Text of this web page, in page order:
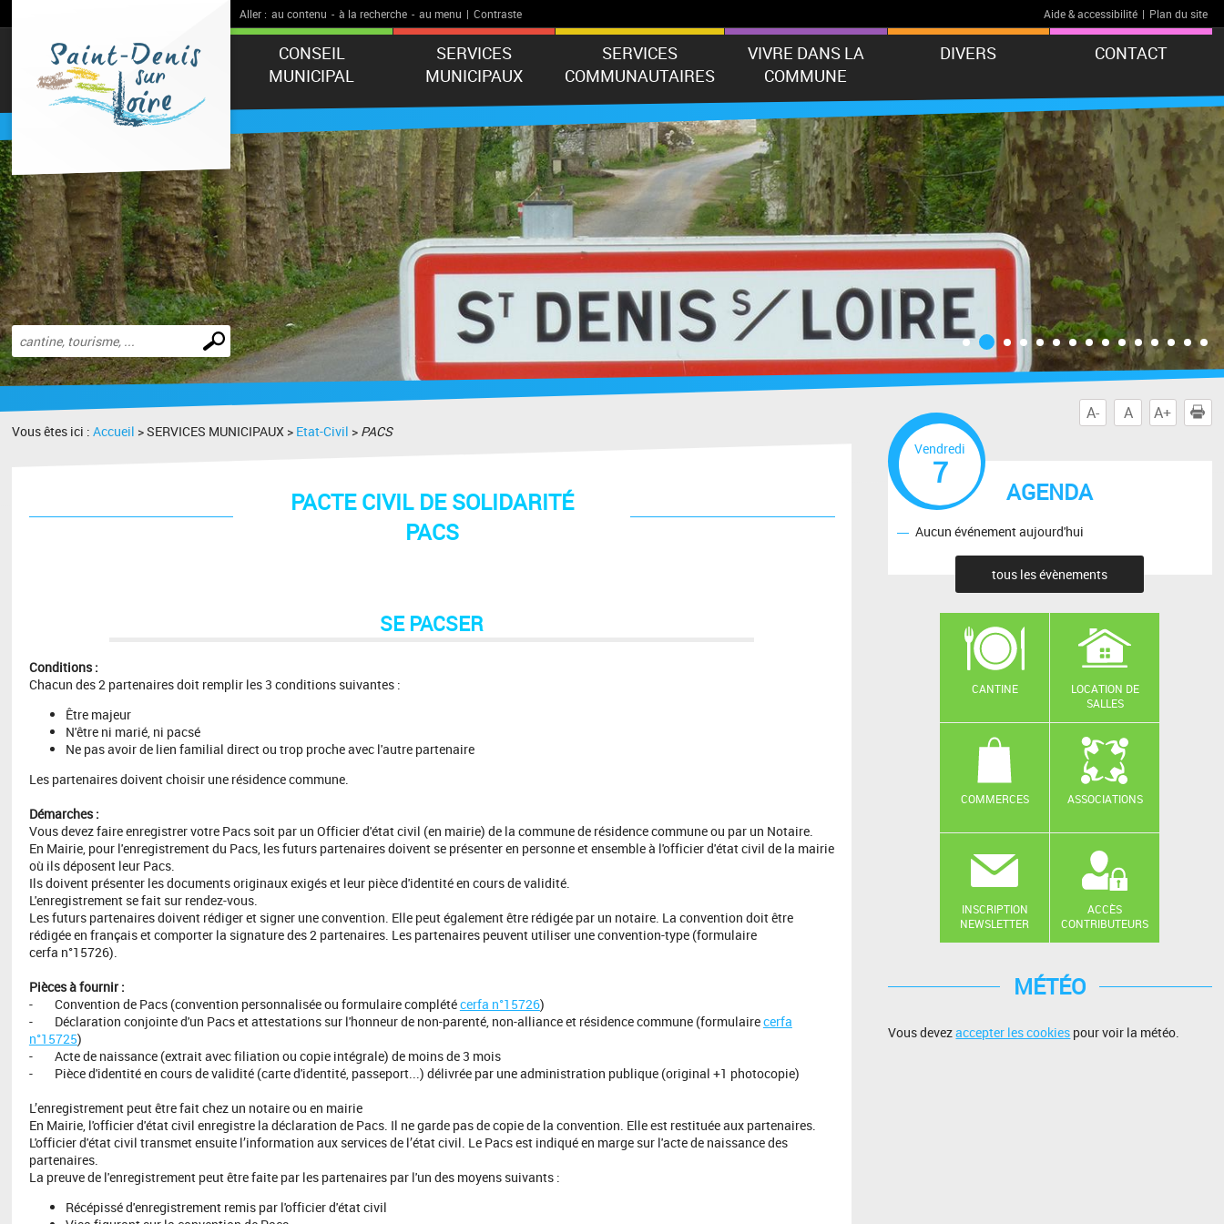
Aller : au contenu - à la recherche - au menu | Contraste Aide & accessibilité | Plan du site
CONSEIL
MUNICIPAL
SERVICES
MUNICIPAUX
SERVICES
COMMUNAUTAIRES
VIVRE DANS LA
COMMUNE
DIVERS CONTACT
Effectuer
une
recherche
A- A A+
Vous êtes ici :Accueil > SERVICES MUNICIPAUX > Etat-Civil > PACS
PACTE CIVIL DE SOLIDARITÉ
PACS
SE PACSER
Conditions :
Chacun des 2 partenaires doit remplir les 3 conditions suivantes :
Être majeur
N'être ni marié, ni pacsé
Ne pas avoir de lien familial direct ou trop proche avec l'autre partenaire
Les partenaires doivent choisir une résidence commune.
Démarches :
Vous devez faire enregistrer votre Pacs soit par un Officier d'état civil (en mairie) de la commune de résidence commune ou par un Notaire.
En Mairie, pour l'enregistrement du Pacs, les futurs partenaires doivent se présenter en personne et ensemble à l'officier d'état civil de la mairie
où ils déposent leur Pacs.
Ils doivent présenter les documents originaux exigés et leur pièce d'identité en cours de validité.
L'enregistrement se fait sur rendez-vous.
Les futurs partenaires doivent rédiger et signer une convention. Elle peut également être rédigée par un notaire. La convention doit être
rédigée en français et comporter la signature des 2 partenaires. Les partenaires peuvent utiliser une convention-type (formulaire
cerfa n°15726).
Pièces à fournir :
- Convention de Pacs (convention personnalisée ou formulaire complétécerfa n°15726)
- Déclaration conjointe d'un Pacs et attestations sur l'honneur de non-parenté, non-alliance et résidence commune (formulairecerfa
n°15725)
- Acte de naissance (extrait avec filiation ou copie intégrale) de moins de 3 mois
- Pièce d'identité en cours de validité (carte d'identité, passeport...) délivrée par une administration publique (original +1 photocopie)
L’enregistrement peut être fait chez un notaire ou en mairie
En Mairie, l'officier d'état civil enregistre la déclaration de Pacs. Il ne garde pas de copie de la convention. Elle est restituée aux partenaires.
L'officier d'état civil transmet ensuite l’information aux services de l’état civil. Le Pacs est indiqué en marge sur l'acte de naissance des
partenaires.
La preuve de l'enregistrement peut être faite par les partenaires par l'un des moyens suivants :
Récépissé d'enregistrement remis par l'officier d'état civil
AGENDA
Vendredi
7
Aucun événement aujourd'hui
tous les évènements
CANTINE
LOCATION DE
SALLES
COMMERCES ASSOCIATIONS
INSCRIPTION
NEWSLETTER
ACCÈS
CONTRIBUTEURS
MÉTÉO
Vous devezaccepter les cookies pour voir la météo.